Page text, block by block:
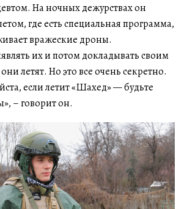
На ночных дежурствах он
где есть специальная программа,
вражеские дроны.
их и потом докладывать своим
летят. Но это все очень секретно.
если летит «Шахед» — будьте
– говорит он.